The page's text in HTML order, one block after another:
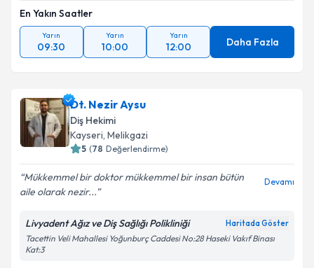
En Yakın Saatler
Yarın
09:30
Yarın
10:00
Yarın
12:00 Daha Fazla
Dt. Nezir Aysu
Diş Hekimi
Kayseri, Melikgazi
5 (78 Değerlendirme)
Mükkemmel bir doktor mükkemmel bir insan bütün
aile olarak nezir...
Devamı
Livyadent Ağız ve Diş Sağlığı Polikliniği Haritada Göster
Tacettin Veli Mahallesi Yoğunburç Caddesi No:28 Haseki Vakıf Binası
Kat:3